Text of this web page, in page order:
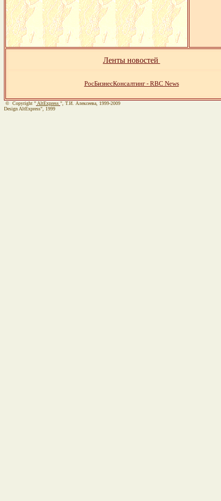
Ленты новостей
РосБизнесКонсалтинг - RBC News
© Copyright " AltExpress ", Т.И. Алекcеева, 1999-2009
Design AltExpress", 1999